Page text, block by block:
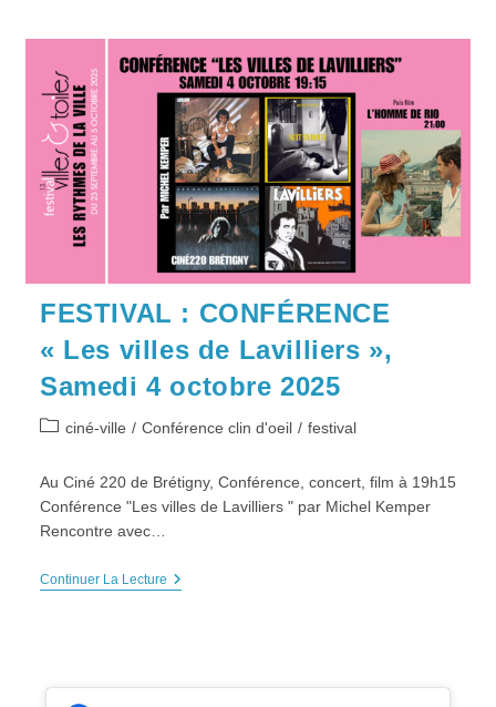
FESTIVAL : CONFÉRENCE
« Les villes de Lavilliers »,
Samedi 4 octobre 2025
Postciné-ville / Conférence clin d'oeil / festival
Au Ciné 220 de Brétigny, Conférence, concert, film à 19h15
Conférence "Les villes de Lavilliers " par Michel Kemper
Rencontre avec…
Continuer La LectureFESTIVAL
Lavilliers »,